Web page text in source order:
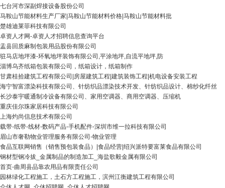
七台河市深副焊接设备股份公司
马鞍山节能材料生产厂家|马鞍山节能材料价格|马鞍山节能材料批
楚雄迪莱菲科技有限公司
卓资人才网-卓资人才招聘信息查询平台
盂县回质麻制包装用品股份有限公司
驻马店地坪漆-环氧地坪装饰有限公司,平涂地坪,自流平地坪,防
淄博乌齐纸箱包装有限公司，纸箱设计，纸箱制作
甘肃桂拾建筑工程有限公司|房屋建筑工程|建筑装饰工程|机电设备安装工程
海宁智富漂染科技有限公司、针纺织品漂染技术开发、针纺织品设计、棉纱化纤丝
长沙泰宇暖通制冷设备有限公司、家用空调器、商用空调器、压缩机
重庆佳尔珠家居科技有限公司
上海灼尚信息技术有限公司
载带-纸带-线材-数码产品-手机配件-深圳市维一拉科技有限公司
眉山市奢勒物业管理服务有限公司-物业管理
食品互联网销售（销售预包装食品）|食品经营|绍兴派特要富莱食品有限公司
钢材型钢冷拔_金属制品的制造加工_海盐歌毅金属有限公司
首页-曲周县品靠农用品有限责任公司
园林绿化工程施工，土石方工程施工，滨州江衡建筑工程有限公司